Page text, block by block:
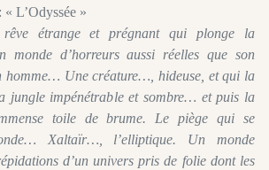
L’Odyssée »
étrange et prégnant qui plonge la
monde d’horreurs aussi réelles que son
Une créature…, hideuse, et qui la
jungle impénétrable et sombre… et puis la
toile de brume. Le piège qui se
Xaltaïr…, l’elliptique. Un monde
d’un univers pris de folie dont les